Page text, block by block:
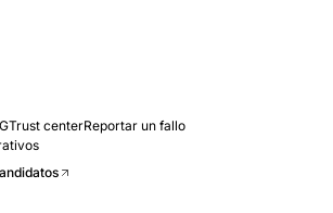
Trust centerReportar un fallo